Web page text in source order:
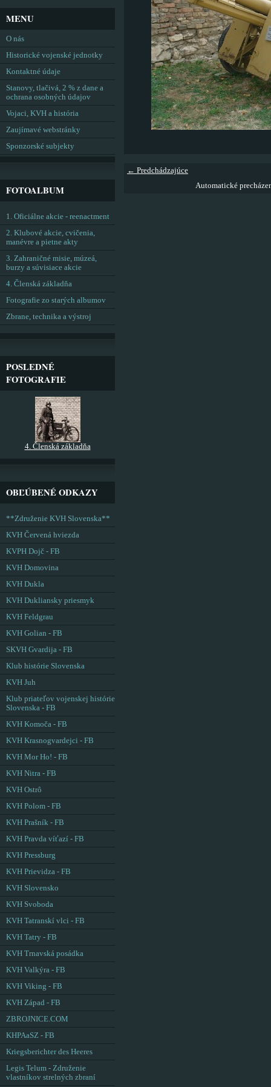
← Predchádzajúce
Automatické
MENU
O nás
Historické vojenské jednotky
Kontaktné údaje
Stanovy, tlačivá, 2 % z dane a
ochrana osobných údajov
Vojaci, KVH a história
Zaujímavé webstránky
Sponzorské subjekty
FOTOALBUM
1. Oficiálne akcie - reenactment
2. Klubové akcie, cvičenia,
manévre a pietne akty
3. Zahraničné misie, múzeá,
burzy a súvisiace akcie
4. Členská základňa
Fotografie zo starých albumov
Zbrane, technika a výstroj
POSLEDNÉ
FOTOGRAFIE
4. Členská základňa
OBĽÚBENÉ ODKAZY
**Združenie KVH Slovenska**
KVH Červená hviezda
KVPH Dojč - FB
KVH Domovina
KVH Dukla
KVH Dukliansky priesmyk
KVH Feldgrau
KVH Golian - FB
SKVH Gvardija - FB
Klub histórie Slovenska
KVH Juh
Klub priateľov vojenskej histórie
Slovenska - FB
KVH Komoča - FB
KVH Krasnogvardejci - FB
KVH Mor Ho! - FB
KVH Nitra - FB
KVH Ostrô
KVH Polom - FB
KVH Prašník - FB
KVH Pravda víťazí - FB
KVH Pressburg
KVH Prievidza - FB
KVH Slovensko
KVH Svoboda
KVH Tatranskí vlci - FB
KVH Tatry - FB
KVH Trnavská posádka
KVH Valkýra - FB
KVH Viking - FB
KVH Západ - FB
ZBROJNICE.COM
KHPAaSZ - FB
Kriegsberichter des Heeres
Legis Telum - Združenie
vlastníkov strelných zbraní